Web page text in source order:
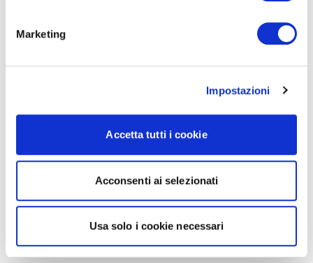
Marketing
Impostazioni
Accetta tutti i cookie
Acconsenti ai selezionati
Usa solo i cookie necessari